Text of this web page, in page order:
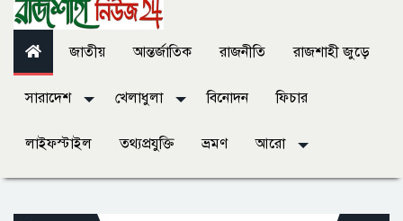
জাতীয় আন্তর্জাতিক রাজনীতি রাজশাহী জুড়ে
সারাদেশ খেলাধুলা বিনোদন ফিচার
লাইফস্টাইল তথ্যপ্রযুক্তি ভ্রমণ আরো